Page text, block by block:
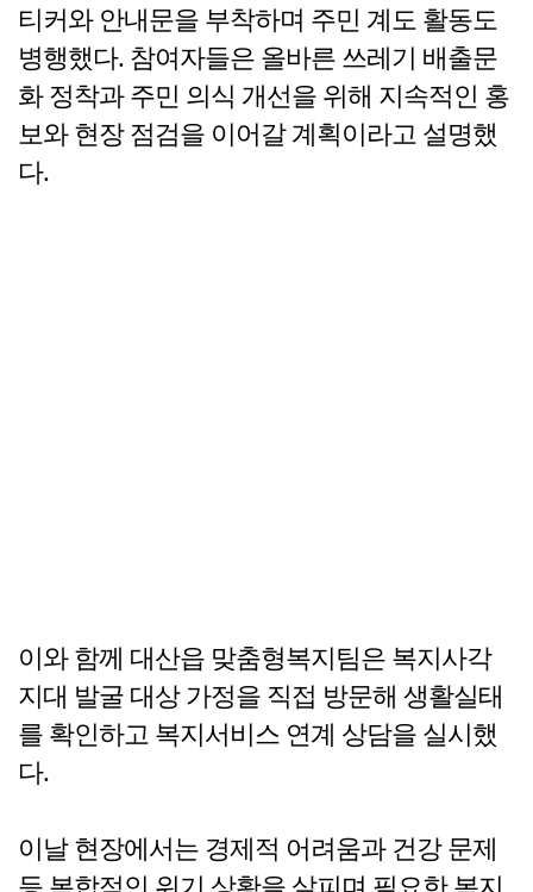
티커와 안내문을 부착하며 주민 계도 활동도
병행했다. 참여자들은 올바른 쓰레기 배출문
화 정착과 주민 의식 개선을 위해 지속적인 홍
보와 현장 점검을 이어갈 계획이라고 설명했
다.
이와 함께 대산읍 맞춤형복지팀은 복지사각
지대 발굴 대상 가정을 직접 방문해 생활실태
를 확인하고 복지서비스 연계 상담을 실시했
다.
이날 현장에서는 경제적 어려움과 건강 문제